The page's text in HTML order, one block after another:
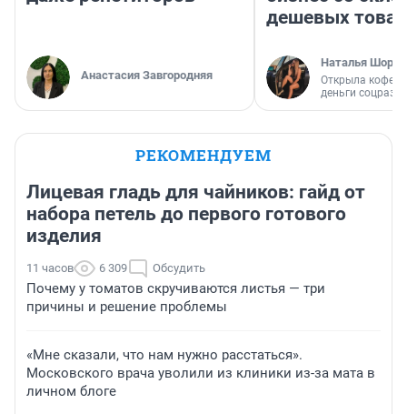
Анастасия Завгородняя
дешевых
Наталья
Открыла
деньги
РЕКОМЕНДУЕМ
Лицевая гладь для чайников: гайд от
набора петель до первого готового
изделия
11 часов 6 309 Обсудить
Почему у томатов скручиваются листья — три
причины и решение проблемы
«Мне сказали, что нам нужно расстаться».
Московского врача уволили из клиники из-за мата в
личном блоге